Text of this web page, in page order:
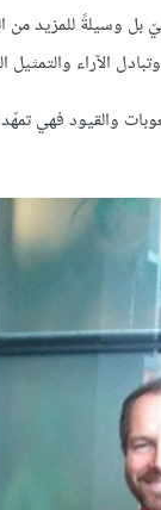
بل وسيلةً للمزيد
الآراء
والقيود فهي تمهّد